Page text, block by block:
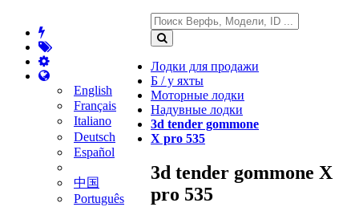
English
Français
Italiano
Deutsch
Español
中国
Português
Лодки для продажи
Б / у яхты
Моторные лодки
Надувные лодки
3d tender gommone
X pro 535
3d tender gommone X
pro 535